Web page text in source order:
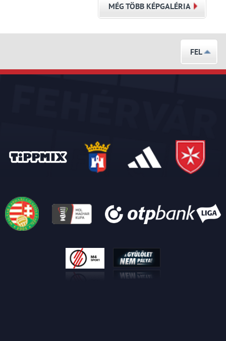
MÉG TÖBB KÉPGALÉRIA
FEL